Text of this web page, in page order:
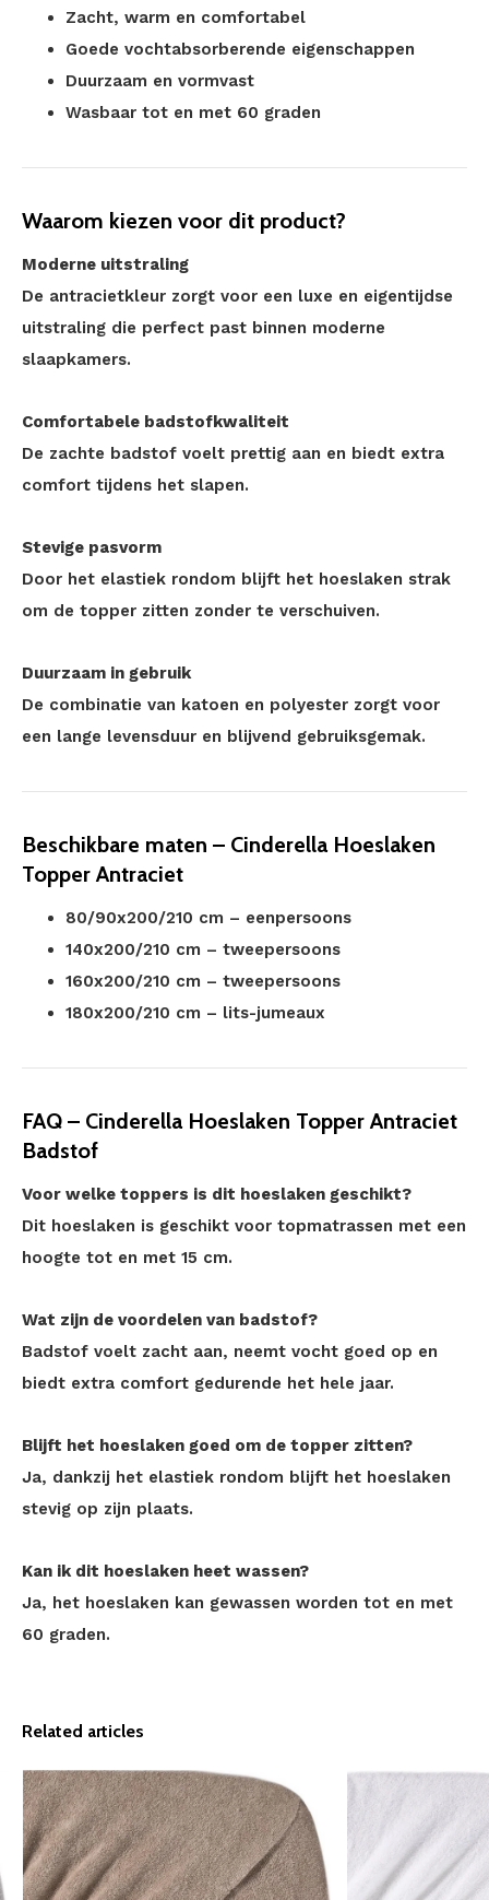
Zacht, warm en comfortabel
Goede vochtabsorberende eigenschappen
Duurzaam en vormvast
Wasbaar tot en met 60 graden
Waarom kiezen voor dit product?
Moderne uitstraling
De antracietkleur zorgt voor een luxe en eigentijdse
uitstraling die perfect past binnen moderne
slaapkamers.
Comfortabele badstofkwaliteit
De zachte badstof voelt prettig aan en biedt extra
comfort tijdens het slapen.
Stevige pasvorm
Door het elastiek rondom blijft het hoeslaken strak
om de topper zitten zonder te verschuiven.
Duurzaam in gebruik
De combinatie van katoen en polyester zorgt voor
een lange levensduur en blijvend gebruiksgemak.
Beschikbare maten – Cinderella Hoeslaken
Topper Antraciet
80/90x200/210 cm – eenpersoons
140x200/210 cm – tweepersoons
160x200/210 cm – tweepersoons
180x200/210 cm – lits-jumeaux
FAQ – Cinderella Hoeslaken Topper Antraciet
Badstof
Voor welke toppers is dit hoeslaken geschikt?
Dit hoeslaken is geschikt voor topmatrassen met een
hoogte tot en met 15 cm.
Wat zijn de voordelen van badstof?
Badstof voelt zacht aan, neemt vocht goed op en
biedt extra comfort gedurende het hele jaar.
Blijft het hoeslaken goed om de topper zitten?
Ja, dankzij het elastiek rondom blijft het hoeslaken
stevig op zijn plaats.
Kan ik dit hoeslaken heet wassen?
Ja, het hoeslaken kan gewassen worden tot en met
60 graden.
Related articles